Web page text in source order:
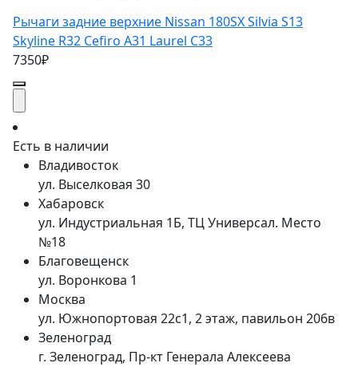
Рычаги задние верхние Nissan 180SX Silvia S13
Skyline R32 Cefiro A31 Laurel C33
7350₽
Есть в наличии
Владивосток
ул. Выселковая 30
Хабаровск
ул. Индустриальная 1Б, ТЦ Универсал. Место
№18
Благовещенск
ул. Воронкова 1
Москва
ул. Южнопортовая 22с1, 2 этаж, павильон 206в
Зеленоград
г. Зеленоград, Пр-кт Генерала Алексеева